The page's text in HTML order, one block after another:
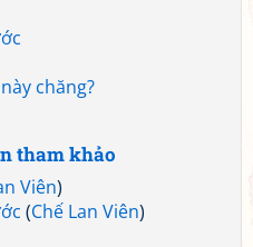
chăng?
tham khảo
Viên)
(Chế Lan Viên)